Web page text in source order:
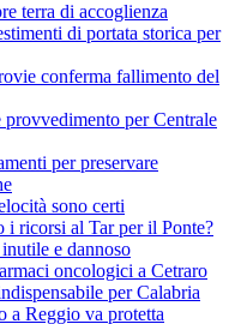
terra di accoglienza
di portata storica per
conferma fallimento del
per Centrale
per preservare
sono certi
i ricorsi al Tar per il Ponte?
e dannoso
oncologici a Cetraro
per Calabria
a Reggio va protetta